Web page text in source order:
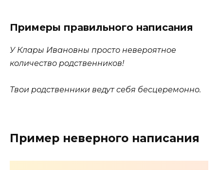
Примеры правильного написания
У Клары Ивановны просто невероятное
количество родственников!
Твои родственники ведут себя бесцеремонно.
Пример неверного написания